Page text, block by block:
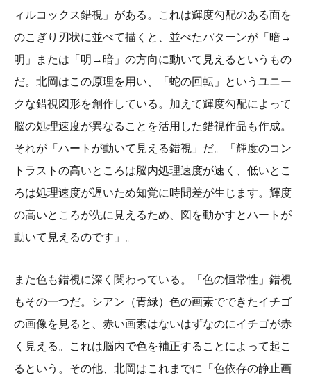
ィルコックス錯視」がある。これは輝度勾配のある面を
のこぎり刃状に並べて描くと、並べたパターンが「暗→
明」または「明→暗」の方向に動いて見えるというもの
だ。北岡はこの原理を用い、「蛇の回転」というユニー
クな錯視図形を創作している。加えて輝度勾配によって
脳の処理速度が異なることを活用した錯視作品も作成。
それが「ハートが動いて見える錯視」だ。「輝度のコン
トラストの高いところは脳内処理速度が速く、低いとこ
ろは処理速度が遅いため知覚に時間差が生じます。輝度
の高いところが先に見えるため、図を動かすとハートが
動いて見えるのです」。
また色も錯視に深く関わっている。「色の恒常性」錯視
もその一つだ。シアン（青緑）色の画素でできたイチゴ
の画像を見ると、赤い画素はないはずなのにイチゴが赤
く見える。これは脳内で色を補正することによって起こ
るという。その他、北岡はこれまでに「色依存の静止画